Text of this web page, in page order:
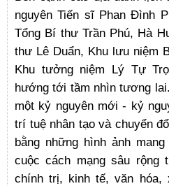
nguyên Tiến sĩ Phan Đình
Tổng Bí thư Trần Phú, Hà
thư Lê Duẩn, Khu lưu niệm
Khu tưởng niệm Lý Tự
hướng tới tầm nhìn tương
một kỷ nguyên mới - kỷ
trí tuệ nhân tạo và chuyển
bằng những hình ảnh
cuộc cách mạng sâu
chính trị, kinh tế, văn hóa,